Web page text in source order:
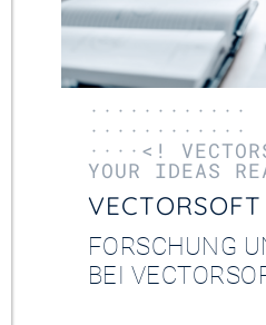
············
············
····<!
YOUR IDEAS
FORSCHUNG
BEI